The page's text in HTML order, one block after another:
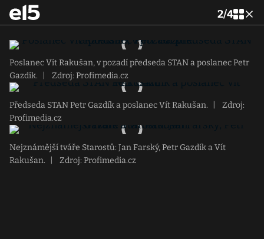
2/4
Poslanec Vít Rakušan, v pozadí předseda STAN a poslanec Petr
Gazdík.
Zdroj: Profimedia.cz
Předseda STAN Petr Gazdík a poslanec Vít Rakušan.
Zdroj:
Profimedia.cz
Nejznámější tváře Starostů: Jan Farský, Petr Gazdík a Vít
Rakušan.
Zdroj: Profimedia.cz